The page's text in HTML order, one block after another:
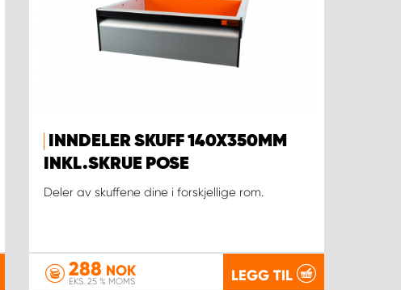
INNDELER SKUFF 140X350MM
INKL.SKRUE POSE
Deler av skuffene dine i forskjellige rom.
288 NOK
EKS. 25 % MOMS LEGG TIL